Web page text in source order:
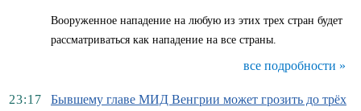
Вооруженное нападение на любую из этих трех стран будет
рассматриваться как нападение на все страны.
все подробности »
23:17
Бывшему главе МИД Венгрии может грозить до трёх